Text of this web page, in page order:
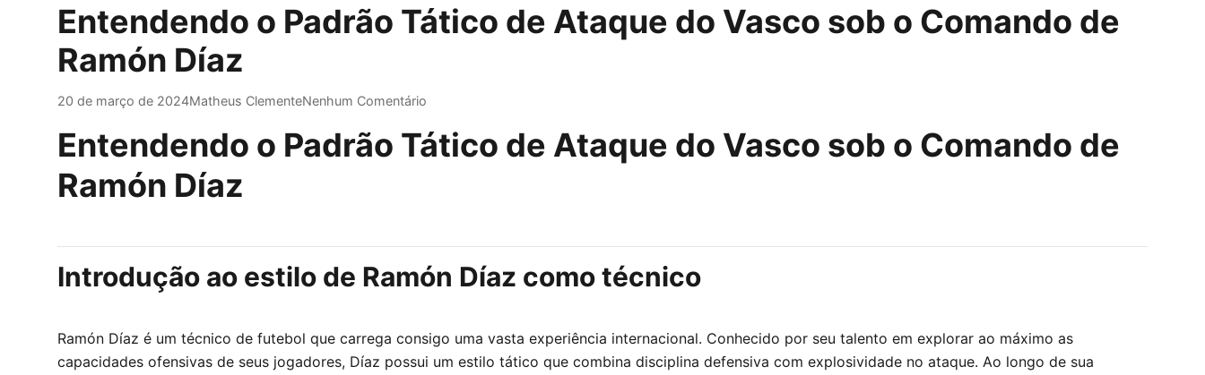
Entendendo o Padrão Tático de Ataque do Vasco sob o Comando de
Ramón Díaz
20 de março de 2024Matheus ClementeNenhum Comentário
Entendendo o Padrão Tático de Ataque do Vasco sob o Comando de
Ramón Díaz
Introdução ao estilo de Ramón Díaz como técnico
Ramón Díaz é um técnico de futebol que carrega consigo uma vasta experiência internacional. Conhecido por seu talento em explorar ao máximo as
capacidades ofensivas de seus jogadores, Díaz possui um estilo tático que combina disciplina defensiva com explosividade no ataque. Ao longo de sua